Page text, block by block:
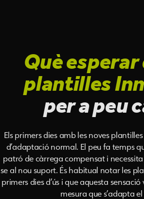
Què esperar
plantilles
per a peu
Els primers dies amb les noves
d’adaptació normal. El peu fa temps
patró de càrrega compensat i
se al nou suport. És habitual notar les
primers dies d’ús i que aquesta
mesura que s’adapta el